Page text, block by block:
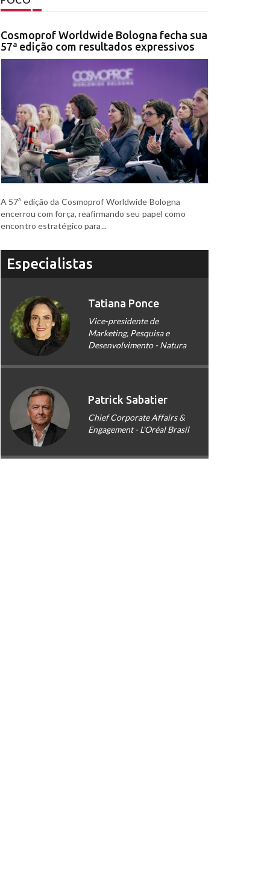
Cosmoprof Worldwide Bologna fecha sua
57ª edição com resultados expressivos
A 57ª edição da Cosmoprof Worldwide Bologna
encerrou com força, reafirmando seu papel como
encontro estratégico para...
Especialistas
Tatiana Ponce
Vice-presidente de
Marketing, Pesquisa e
Desenvolvimento - Natura
Patrick Sabatier
Chief Corporate Affairs &
Engagement - L'Oréal Brasil